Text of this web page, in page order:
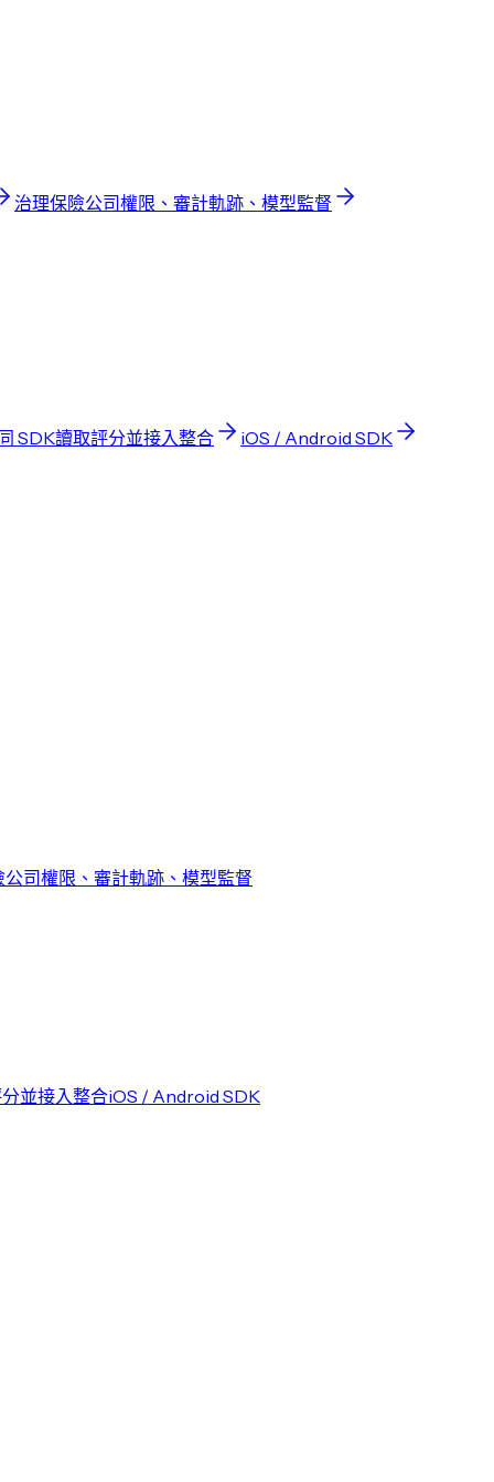
治理保險公司權限、審計軌跡、模型監督
SDK讀取評分並接入整合 iOS / Android SDK
公司權限、審計軌跡、模型監督
並接入整合iOS / Android SDK